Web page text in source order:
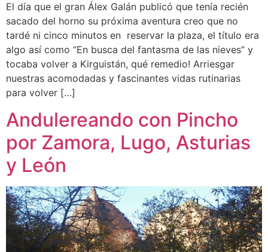
El día que el gran Álex Galán publicó que tenía recién
sacado del horno su próxima aventura creo que no
tardé ni cinco minutos en reservar la plaza, el título era
algo así como “En busca del fantasma de las nieves” y
tocaba volver a Kirguistán, qué remedio! Arriesgar
nuestras acomodadas y fascinantes vidas rutinarias
para volver […]
Andulereando con Pincho
por Zamora, Lugo, Asturias
y León